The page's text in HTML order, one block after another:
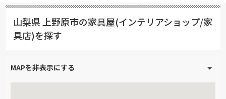
山梨県 上野原市の家具屋(インテリアショップ/家
具店)を探す